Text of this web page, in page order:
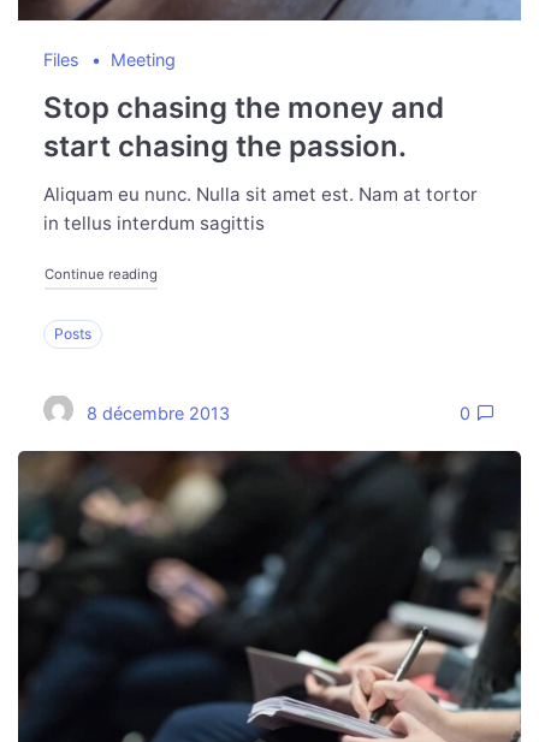
Files Meeting
Stop chasing the money and
start chasing the passion.
Aliquam eu nunc. Nulla sit amet est. Nam at tortor
in tellus interdum sagittis
Continue reading
Posts
8 décembre 2013 0